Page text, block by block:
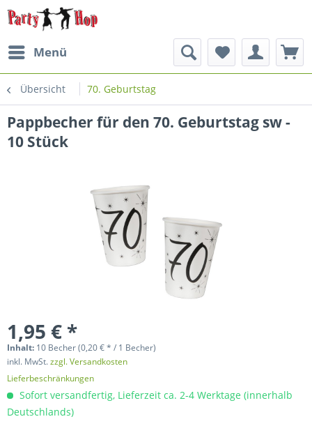
Menü
Übersicht 70. Geburtstag
Pappbecher für den 70. Geburtstag sw -
10 Stück
1,95 € *
Inhalt: 10 Becher (0,20 € * / 1 Becher)
inkl. MwSt.zzgl. Versandkosten
Lieferbeschränkungen
Sofort versandfertig, Lieferzeit ca. 2-4 Werktage (innerhalb
Deutschlands)